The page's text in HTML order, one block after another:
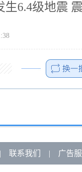
生6.4级地震
联系我们 | 广告